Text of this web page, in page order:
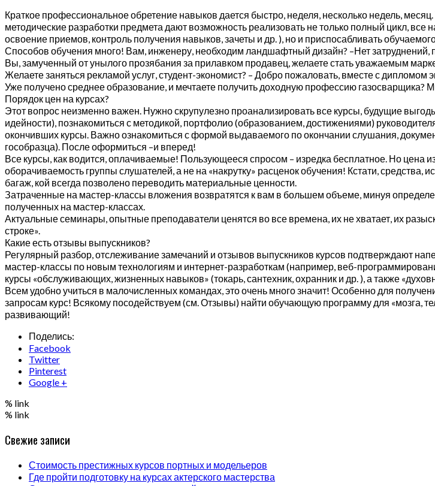
Краткое профессиональное обретение навыков дается быстро, неделя, несколько недель,
методические разработки предмета дают возможность реализовать не только полный цикл,
освоение приемов, контроль получения навыков, зачеты и др. ), но и приспосабливать
Способов обучения много! Вам, инженеру, необходим ландшафтный дизайн? –Нет затруднений,
Вы, замученный от унылого прозябания за прилавком продавец, желаете стать уважаемым
Желаете заняться рекламой услуг, студент-экономист? – Добро пожаловать, вместе с
Уже получено среднее образование, и мечтаете получить доходную профессию газосварщика?
Порядок цен на курсах?
Этот вопрос неизменно важен. Нужно скрупулезно проанализировать все курсы, будущие
идейности), познакомиться с методикой, портфолио (образованием, достижениями)
окончивших курсы. Важно ознакомиться с формой выдаваемого по окончании слушания,
гособразца). После оформиться –и вперед!
Все курсы, как водится, оплачиваемые! Пользующееся спросом – изредка бесплатное. Но цена
оборачиваемость группы слушателей, а не на «накрутку» расценок обучения! Кстати,
багаж, кой всегда позволено переводить материальные ценности.
Затраченные на мастер-классы вложения возвратятся к вам в большем объеме, минуя
полученных на мастер-классах.
Актуальные семинары, опытные преподаватели ценятся во все времена, их не хватает, их
строке».
Какие есть отзывы выпускников?
Регулярный разбор, отслеживание замечаний и отзывов выпускников курсов подтверждают
мастер-классы по новым технологиям и интернет-разработкам (например, веб-
курсы «обслуживающих, жизненных навыков» (токарь, сантехник, охранник и др. ), а также
Всем удобно учиться в малочисленных командах, это очень много значит! Особенно для
запросам курс! Всякому посодействуем (см. Отзывы) найти обучающую программу для «мозга,
развивающий!
Поделись:
Facebook
Twitter
Pinterest
Google +
% link
% link
Свежие записи
Стоимость престижных курсов портных и модельеров
Где пройти подготовку на курсах актерского мастерства